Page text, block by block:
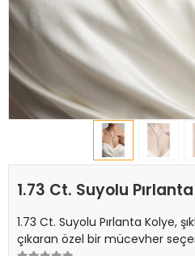
1.73 Ct. Suyolu
1.73 Ct. Suyolu Pırlanta Kolye,
çıkaran özel bir mücevher